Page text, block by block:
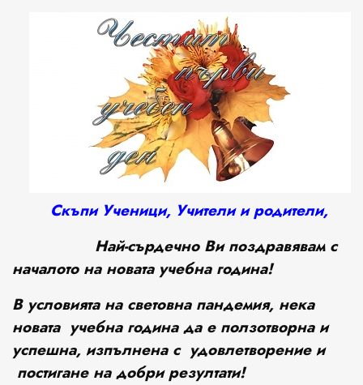
Скъпи Ученици, Учители и родители,
Най-сърдечно Ви поздравявам с
началото на новата учебна година!
В условията на световна пандемия, нека
новата учебна година да е ползотворна и
успешна, изпълнена с удовлетворение и
постигане на добри резултати!